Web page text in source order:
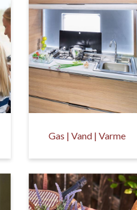
Gas | Vand | Varme